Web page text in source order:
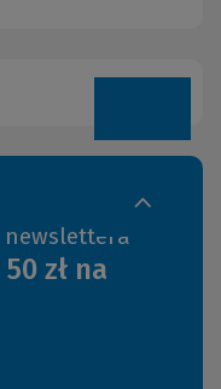
newslettera
zł na